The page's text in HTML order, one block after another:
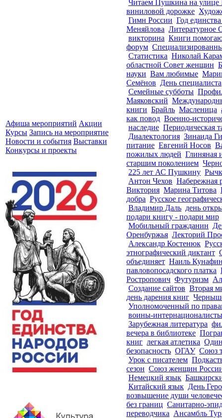
Афиша мероприятий Акции
Курсы Запись на мероприятие
Новости и события Выставки
Конкурсы и проекты
Читаем Пушкина на
виниловой дорожке
Гимн России Год
Меняйлова Литературное
викторина Книги
форум
Статистика Николай
областной Совет женщин
науки Вам любимые
Семёнов День специалиста
Семейные субботы
Маяковский
книги Брайль Масленица
как повод Военно-
наследие Периодическая
Диалектология Зинаида
питание Евгений Носов
пожилых людей Глиняная
старшим поколением
225 лет АС Пушкину
Антон Чехов Набережная
Виктория Марина Титова
добра Русское
Владимир Даль день
подари книгу - подари мир
Мобильный гражданин
Оренбуржья Лекторий
Александр Костенюк
этнографический диктант
объединяет Наиль
павловопосадского платка
Ростропович Футуризм
Создание сайтов Вторая
день дарения книг
Уполномоченный по
воины-интернационалисты
Зарубежная литература
вечера в библиотеке
книг легкая атлетика
безопасность ОГАУ Союз
Урок с писателем
сезон Союз женщин
Немецкий язык
Китайский язык День
возвышение души
без границ Санитарно-
переводчика Ансамбль